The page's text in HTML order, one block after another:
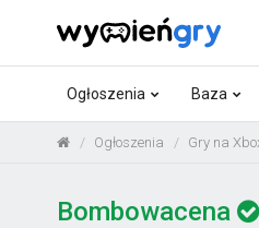
Ogłoszenia Baza
Ogłoszenia Gry na
Bombowacena